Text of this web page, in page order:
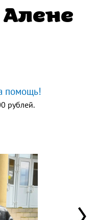
Алене
помощь!
рублей.